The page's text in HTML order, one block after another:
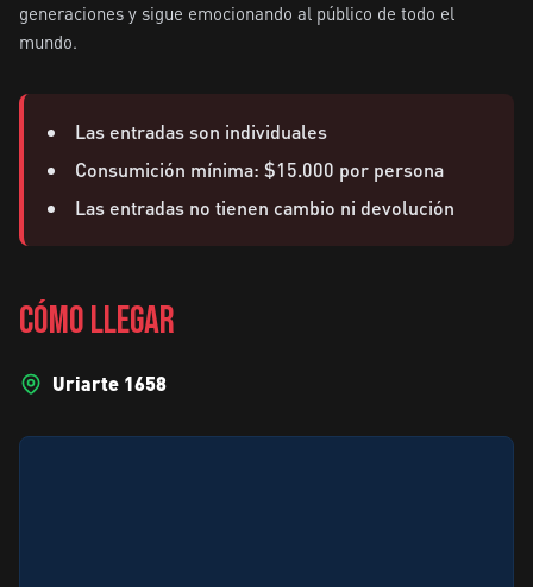
generaciones y sigue emocionando al público de todo el
Las entradas son individuales
Consumición mínima: $15.000 por persona
Las entradas no tienen cambio ni devolución
CÓMO LLEGAR
Uriarte 1658